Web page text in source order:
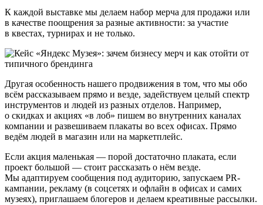
К каждой выставке мы делаем набор мерча для продажи или
в качестве поощрения за разные активности: за участие
в квестах, турнирах и не только.
Другая особенность нашего продвижения в том, что мы обо
всём рассказываем прямо и везде, задействуем целый спектр
инструментов и людей из разных отделов. Например,
о скидках и акциях «в лоб» пишем во внутренних каналах
компании и развешиваем плакаты во всех офисах. Прямо
ведём людей в магазин или на маркетплейс.
Если акция маленькая — порой достаточно плаката, если
проект большой — стоит рассказать о нём везде.
Мы адаптируем сообщения под аудиторию, запускаем PR-
кампании, рекламу (в соцсетях и офлайн в офисах и самих
музеях), приглашаем блогеров и делаем креативные рассылки.